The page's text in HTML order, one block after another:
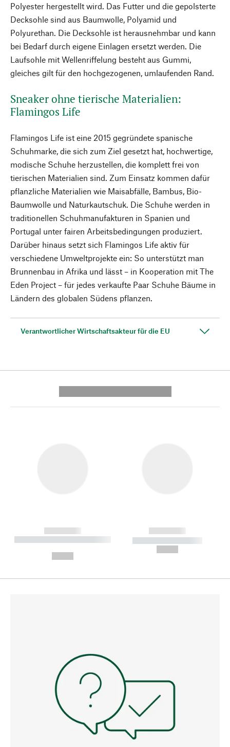
Polyester hergestellt wird. Das Futter und die gepolsterte
Decksohle sind aus Baumwolle, Polyamid und
Polyurethan. Die Decksohle ist herausnehmbar und kann
bei Bedarf durch eigene Einlagen ersetzt werden. Die
Laufsohle mit Wellenriffelung besteht aus Gummi,
gleiches gilt für den hochgezogenen, umlaufenden Rand.
Sneaker ohne tierische Materialien:
Flamingos Life
Flamingos Life ist eine 2015 gegründete spanische
Schuhmarke, die sich zum Ziel gesetzt hat, hochwertige,
modische Schuhe herzustellen, die komplett frei von
tierischen Materialien sind. Zum Einsatz kommen dafür
pflanzliche Materialien wie Maisabfälle, Bambus, Bio-
Baumwolle und Naturkautschuk. Die Schuhe werden in
traditionellen Schuhmanufakturen in Spanien und
Portugal unter fairen Arbeitsbedingungen produziert.
Darüber hinaus setzt sich Flamingos Life aktiv für
verschiedene Umweltprojekte ein: So unterstützt man
Brunnenbau in Afrika und lässt – in Kooperation mit The
Eden Project – für jedes verkaufte Paar Schuhe Bäume in
Ländern des globalen Südens pflanzen.
Verantwortlicher Wirtschaftsakteur für die EU
------------
----------- ----------- --------
------------
----------- -----------